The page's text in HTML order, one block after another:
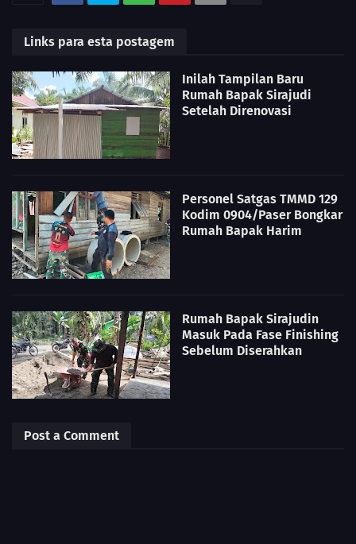
Links para esta postagem
Inilah Tampilan Baru
Rumah Bapak Sirajudi
Setelah Direnovasi
Personel Satgas TMMD 129
Kodim 0904/Paser Bongkar
Rumah Bapak Harim
Rumah Bapak Sirajudin
Masuk Pada Fase Finishing
Sebelum Diserahkan
Post a Comment